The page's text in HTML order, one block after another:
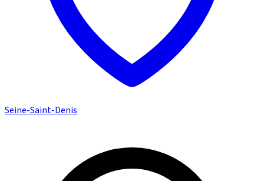
Seine-Saint-Denis